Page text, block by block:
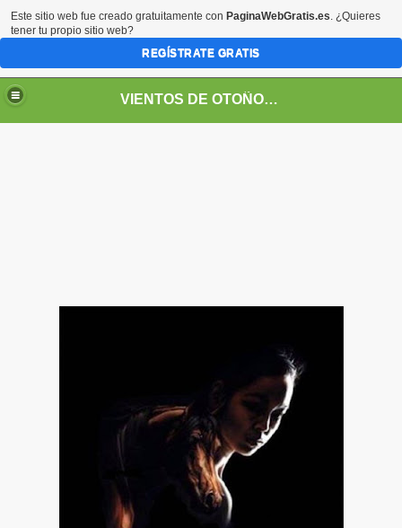
VIENTOS DE OTOÑO POR FANNY JEM WONG
-EDUCACIÓN -UNIVERSIDADES- ARTE-
POESÍA ORIENTAL
EROTICA , SUGESTIVA POR FANNY JEM WONG
Este sitio web fue creado gratuitamente con PaginaWebGratis.es. ¿Quieres
tener tu propio sitio web?
REGÍSTRATE GRATIS